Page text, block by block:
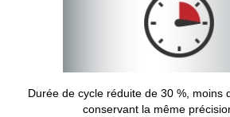
Durée de cycle réduite de 30 %, moins
conservant la même